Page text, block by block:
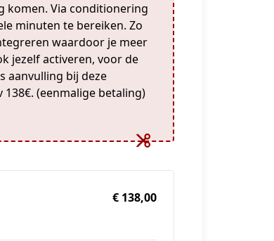
komen. Via conditionering
minuten te bereiken. Zo
waardoor je meer
jezelf activeren, voor de
aanvulling bij deze
(eenmalige betaling)
€ 138,00